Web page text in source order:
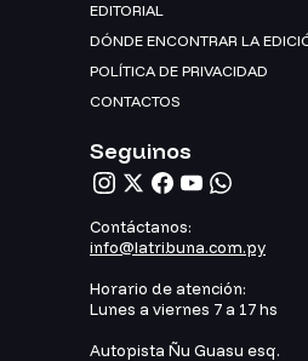
EDITORIAL
DÓNDE ENCONTRAR LA
POLÍTICA DE PRIVACIDAD
CONTACTOS
Seguinos
Contáctanos:
info@latribuna.com.py
Horario de atención:
Lunes a viernes 7 a 17 hs
Autopista Ñu Guasu esq.